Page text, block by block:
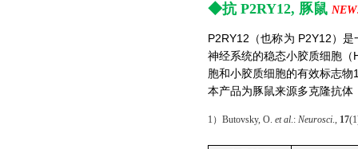
◆抗 P2RY12, 豚鼠
P2RY12（也称为 P2Y12）
神经系统的稳态小胶质细胞
胞和小胶质细胞的有效标志
本产品为豚鼠来源多克隆抗
1）Butovsky, O. et al.: Neurosci., 17